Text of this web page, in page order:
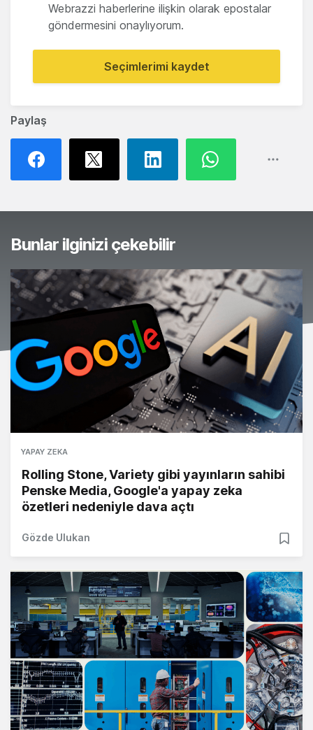
Paylaş
Webrazzi haberlerine ilişkin olarak epostalar
göndermesini onaylıyorum.
Seçimlerimi kaydet
Bunlar ilginizi çekebilir
YAPAY ZEKA
Rolling Stone, Variety gibi yayınların sahibi
Penske Media, Google'a yapay zeka
özetleri nedeniyle dava açtı
Gözde Ulukan